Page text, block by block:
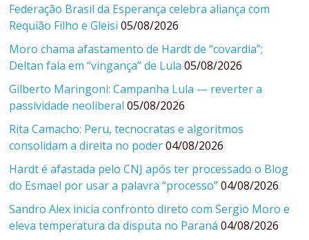
Federação Brasil da Esperança celebra aliança com
Requião Filho e Gleisi 05/08/2026
Moro chama afastamento de Hardt de “covardia”;
Deltan fala em “vingança” de Lula 05/08/2026
Gilberto Maringoni: Campanha Lula — reverter a
passividade neoliberal 05/08/2026
Rita Camacho: Peru, tecnocratas e algoritmos
consolidam a direita no poder 04/08/2026
Hardt é afastada pelo CNJ após ter processado o Blog
do Esmael por usar a palavra “processo” 04/08/2026
Sandro Alex inicia confronto direto com Sergio Moro e
eleva temperatura da disputa no Paraná 04/08/2026